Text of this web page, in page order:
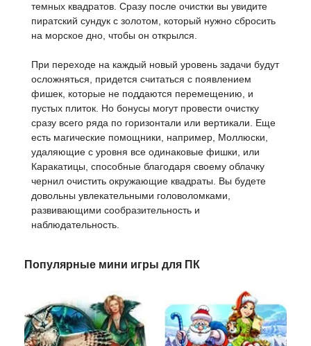
темных квадратов. Сразу после очистки вы увидите
пиратский сундук с золотом, который нужно сбросить
на морское дно, чтобы он открылся.
При переходе на каждый новый уровень задачи будут
осложняться, придется считаться с появлением
фишек, которые не поддаются перемещению, и
пустых плиток. Но бонусы могут провести очистку
сразу всего ряда по горизонтали или вертикали. Еще
есть магические помощники, например, Моллюски,
удаляющие с уровня все одинаковые фишки, или
Каракатицы, способные благодаря своему облачку
чернил очистить окружающие квадраты. Вы будете
довольны увлекательными головоломками,
развивающими сообразительность и
наблюдательность.
Популярные мини игры для ПК